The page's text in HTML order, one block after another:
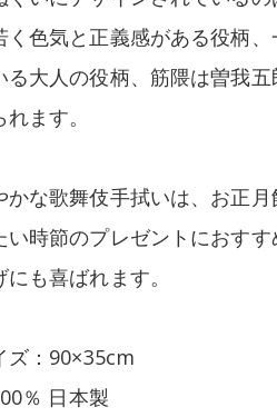
く色気と正義感がある役柄
る大人の役柄、筋隈は曽我
ます。
かな歌舞伎手拭いは、お正
い時節のプレゼントにおす
にも喜ばれます。
ズ：90×35cm
％ 日本製